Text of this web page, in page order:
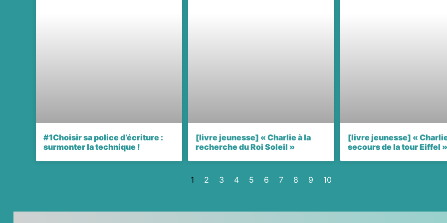
#1Choisir sa police d’écriture :
surmonter la technique !
[livre jeunesse] « Charlie à la
recherche du Roi Soleil »
[livre jeunesse] «
secours de la tour Eiffel »
1 2 3 4 5 6 7 8 9 10